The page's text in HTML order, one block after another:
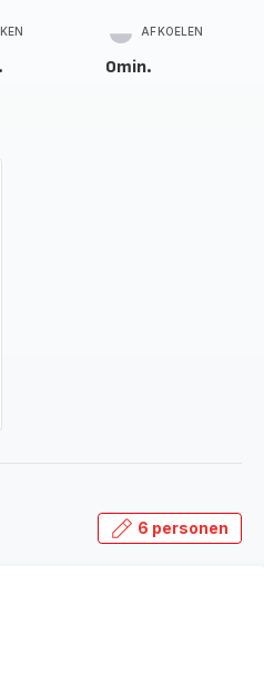
AFKOELEN
0min.
6 personen